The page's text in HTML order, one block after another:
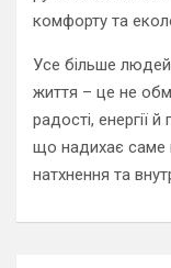
комфорту та
Усе більше
життя – це не
радості, енергії
що надихає саме
натхнення та